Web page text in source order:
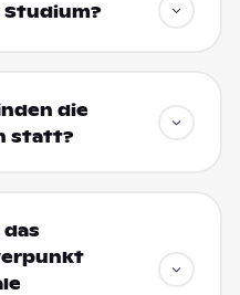
Studium?
die
statt?